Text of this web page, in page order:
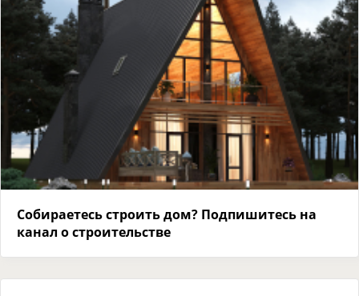
Собираетесь строить дом? Подпишитесь на
канал о строительстве